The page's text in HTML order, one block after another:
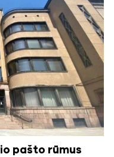
pašto rūmus